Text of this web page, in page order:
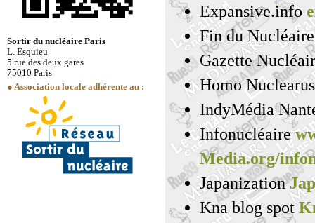
Sortir du nucléaire Paris
L. Esquieu
5 rue des deux gares
75010 Paris
● Association locale adhérente au :
Expansive.info
Fin du
Gazette
Homo
IndyMédia
Infonucléaire
Media.org/
Japanization
Kna blog spot